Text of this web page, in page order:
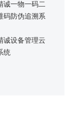
诚一物一码二
码防伪追溯系
诚设备管理云
统